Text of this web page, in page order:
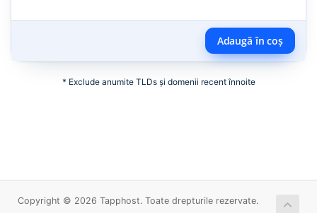
Adaugă în coș
* Exclude anumite TLDs și domenii recent înnoite
Copyright © 2026 Tapphost. Toate drepturile rezervate.